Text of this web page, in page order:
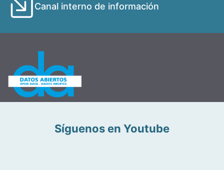
Canal interno de información
Síguenos en Youtube